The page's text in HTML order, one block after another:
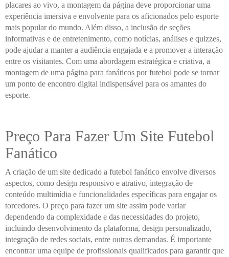
placares ao vivo, a montagem da página deve proporcionar uma
experiência imersiva e envolvente para os aficionados pelo esporte
mais popular do mundo. Além disso, a inclusão de seções
informativas e de entretenimento, como notícias, análises e quizzes,
pode ajudar a manter a audiência engajada e a promover a interação
entre os visitantes. Com uma abordagem estratégica e criativa, a
montagem de uma página para fanáticos por futebol pode se tornar
um ponto de encontro digital indispensável para os amantes do
esporte.
Preço Para Fazer Um Site Futebol
Fanático
A criação de um site dedicado a futebol fanático envolve diversos
aspectos, como design responsivo e atrativo, integração de
conteúdo multimídia e funcionalidades específicas para engajar os
torcedores. O preço para fazer um site assim pode variar
dependendo da complexidade e das necessidades do projeto,
incluindo desenvolvimento da plataforma, design personalizado,
integração de redes sociais, entre outras demandas. É importante
encontrar uma equipe de profissionais qualificados para garantir que